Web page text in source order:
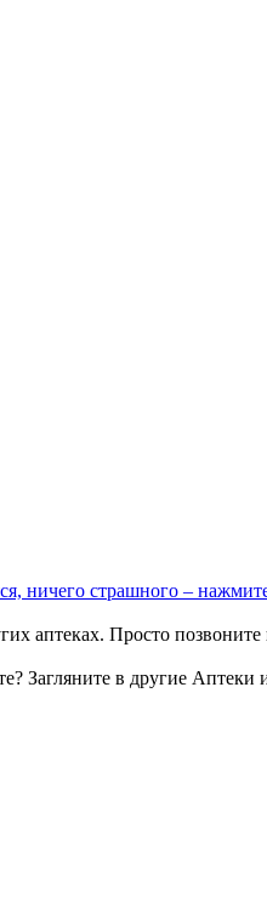
ничего страшного –
аптеках. Просто
Загляните в другие Аптеки